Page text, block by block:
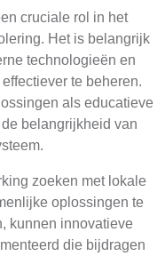
cruciale rol in het
Het is belangrijk
technologieën en
te beheren.
als educatieve
belangrijkheid van
zoeken met lokale
oplossingen te
kunnen innovatieve
die bijdragen